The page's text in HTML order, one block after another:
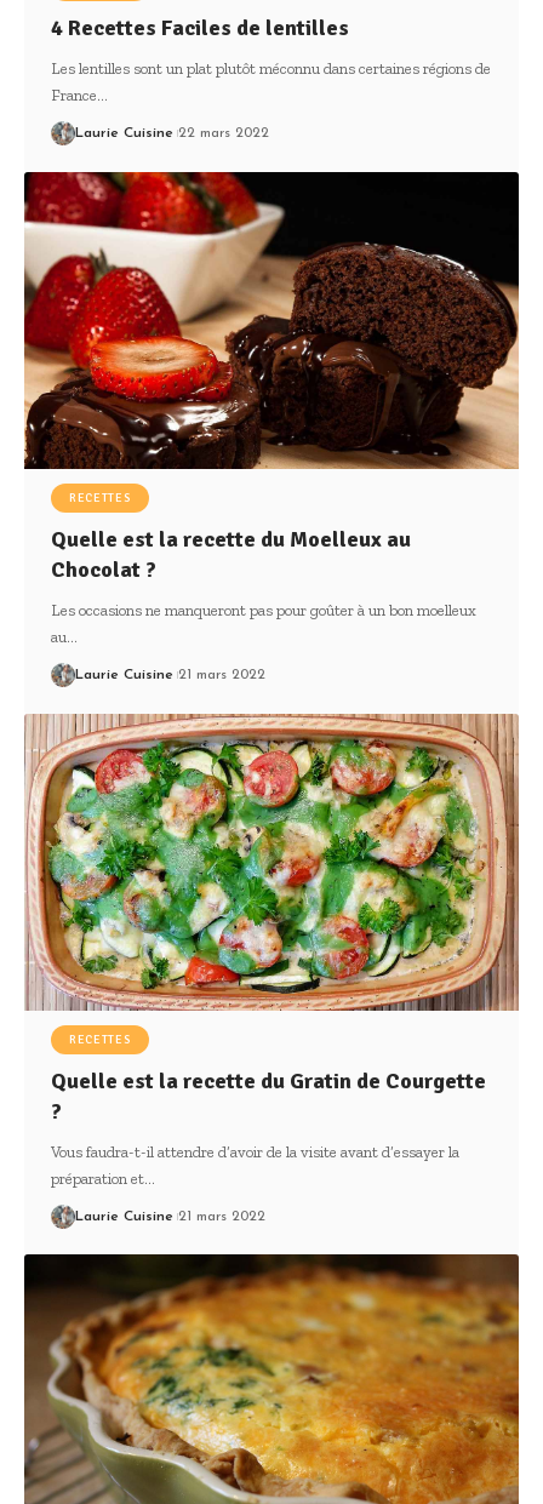
4 Recettes Faciles de lentilles
Les lentilles sont un plat plutôt méconnu dans certaines régions de
France…
Laurie Cuisine 22 mars 2022
RECETTES
Quelle est la recette du Moelleux au
Chocolat ?
Les occasions ne manqueront pas pour goûter à un bon moelleux
au
Laurie Cuisine 21 mars 2022
RECETTES
Quelle est la recette du Gratin de Courgette
?
Vous faudra-t-il attendre d’avoir de la visite avant d’essayer la
préparation et…
Laurie Cuisine 21 mars 2022